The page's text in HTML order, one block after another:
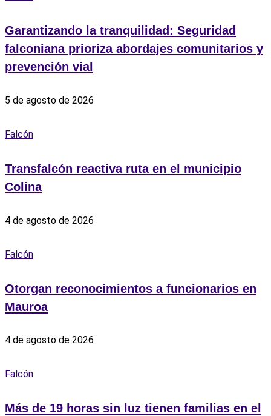
Garantizando la tranquilidad: Seguridad
falconiana prioriza abordajes comunitarios y
prevención vial
5 de agosto de 2026
Falcón
Transfalcón reactiva ruta en el municipio
Colina
4 de agosto de 2026
Falcón
Otorgan reconocimientos a funcionarios en
Mauroa
4 de agosto de 2026
Falcón
Más de 19 horas sin luz tienen familias en el